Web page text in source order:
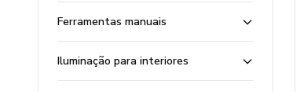
Ferramentas manuais
Iluminação para interiores